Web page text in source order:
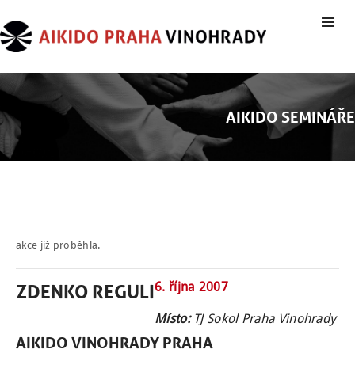
AIKIDO SEMINÁŘE
NÁBOR
akce již proběhla.
ZDENKO REGULI6. října 2007
Místo: TJ Sokol Praha Vinohrady
AIKIDO VINOHRADY PRAHA